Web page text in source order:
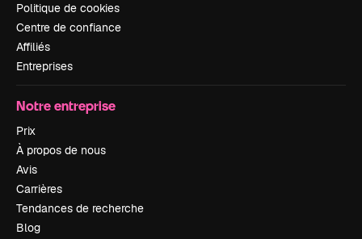
Politique de cookies
Centre de confiance
Affiliés
Entreprises
Notre entreprise
Prix
À propos de nous
Avis
Carrières
Tendances de recherche
Blog